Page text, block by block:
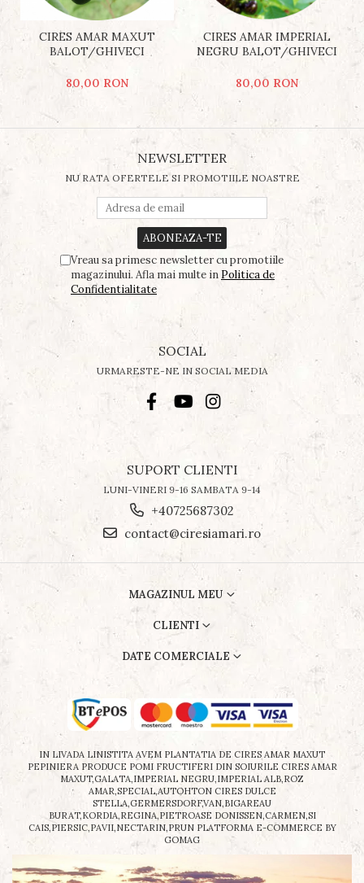
CIRES AMAR MAXUT
BALOT/GHIVECI
80,00 RON
CIRES AMAR IMPERIAL
NEGRU BALOT/GHIVECI
80,00 RON
NEWSLETTER
NU RATA OFERTELE SI PROMOTIILE NOASTRE
Vreau sa primesc newsletter cu promotiile
magazinului. Afla mai multe in Politica de
Confidentialitate
SOCIAL
URMARESTE-NE IN SOCIAL MEDIA
SUPORT CLIENTI
LUNI-VINERI 9-16 SAMBATA 9-14
+40725687302
contact@ciresiamari.ro
MAGAZINUL MEU
CLIENTI
DATE COMERCIALE
IN LIVADA LINISTITA AVEM PLANTATIA DE CIRES AMAR MAXUT
PEPINIERA PRODUCE POMI FRUCTIFERI DIN SOIURILE CIRES AMAR
MAXUT,GALATA,IMPERIAL NEGRU,IMPERIAL ALB,ROZ
AMAR,SPECIAL,AUTOHTON CIRES DULCE
STELLA,GERMERSDORF,VAN,BIGAREAU
BURAT,KORDIA,REGINA,PIETROASE DONISSEN,CARMEN,SI
CAIS,PIERSIC,PAVII,NECTARIN,PRUN PLATFORMA E-COMMERCE BY
GOMAG